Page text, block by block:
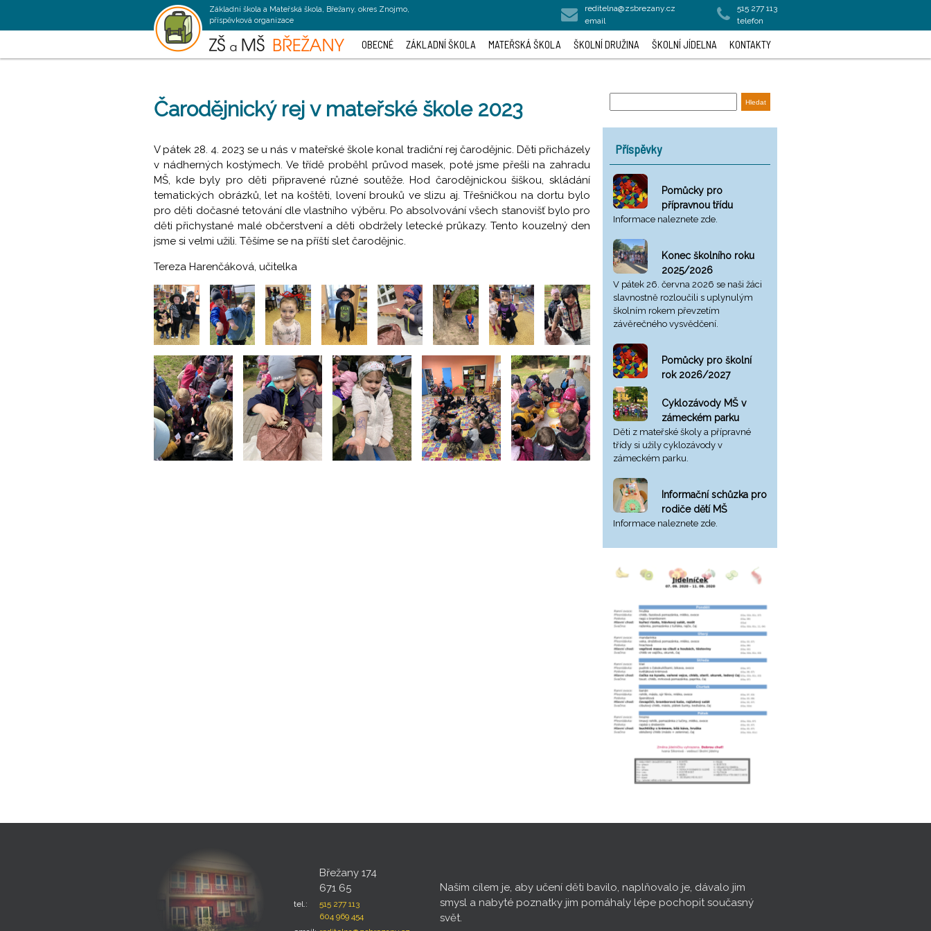
Základní škola a Mateřská škola, Břežany, okres Znojmo,
příspěvková organizace
reditelna@zsbrezany.cz
email
515 277 113
telefon
OBECNÉ ZÁKLADNÍ ŠKOLA MATEŘSKÁ ŠKOLA ŠKOLNÍ DRUŽINA ŠKOLNÍ JÍDELNA KONTAKTY
Čarodějnický rej v mateřské škole 2023
V pátek 28. 4. 2023 se u nás v mateřské škole konal tradiční rej čarodějnic. Děti přicházely
v nádherných kostýmech. Ve třídě proběhl průvod masek, poté jsme přešli na zahradu
MŠ, kde byly pro děti připravené různé soutěže. Hod čarodějnickou šiškou, skládání
tematických obrázků, let na koštěti, lovení brouků ve slizu aj. Třešničkou na dortu bylo
pro děti dočasné tetování dle vlastního výběru. Po absolvování všech stanovišť bylo pro
děti přichystané malé občerstvení a děti obdržely letecké průkazy. Tento kouzelný den
jsme si velmi užili. Těšíme se na příští slet čarodějnic.
Tereza Harenčáková, učitelka
Příspěvky
Pomůcky pro
přípravnou třídu
Informace naleznete zde.
Konec školního roku
2025/2026
V pátek 26. června 2026 se naši žáci
slavnostně rozloučili s uplynulým
školním rokem převzetím
závěrečného vysvědčení.
Pomůcky pro školní
rok 2026/2027
Cyklozávody MŠ v
zámeckém parku
Děti z mateřské školy a přípravné
třídy si užily cyklozávody v
zámeckém parku.
Informační schůzka pro
rodiče dětí MŠ
Informace naleznete zde.
Břežany 174
671 65
tel.:
515 277 113
604 969 454
Naším cílem je, aby učení děti bavilo, naplňovalo je, dávalo jim
smysl a nabyté poznatky jim pomáhaly lépe pochopit současný
svět.